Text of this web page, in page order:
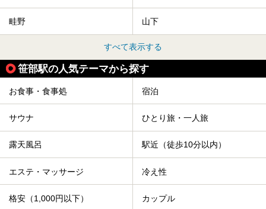
畦野 山下
すべて表示する
笹部駅の人気テーマから探す
お食事・食事処 宿泊
サウナ ひとり旅・一人旅
露天風呂 駅近（徒歩10分以内）
エステ・マッサージ 冷え性
格安（1,000円以下） カップル